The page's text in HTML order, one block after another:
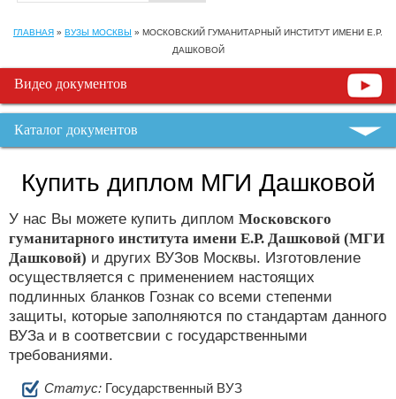
ГЛАВНАЯ » ВУЗЫ МОСКВЫ » МОСКОВСКИЙ ГУМАНИТАРНЫЙ ИНСТИТУТ ИМЕНИ Е.Р.
ДАШКОВОЙ
Видео документов
Каталог документов
Купить диплом МГИ Дашковой
У нас Вы можете купить диплом Московского
гуманитарного института имени Е.Р. Дашковой (МГИ
Дашковой) и других ВУЗов Москвы. Изготовление
осуществляется с применением настоящих
подлинных бланков Гознак со всеми степенми
защиты, которые заполняются по стандартам данного
ВУЗа и в соответсвии с государственными
требованиями.
Статус: Государственный ВУЗ